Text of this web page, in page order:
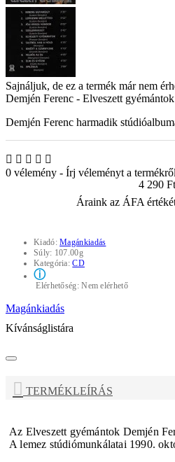
Sajnáljuk, de ez a termék már nem
Demjén Ferenc - Elveszett
Demjén Ferenc harmadik
0 vélemény - Írj véleményt a
4 290 Ft
Áraink az ÁFA
Kiadó:Magánkiadás
Súly: 107.00g
Kategória:CD
ⓘ
Elérhetőség:Nem elérhető
Magánkiadás
Kívánságlistára
TERMÉKLEÍRÁS
Az Elveszett gyémántok Demjén
A lemez stúdiómunkálatai 1990.